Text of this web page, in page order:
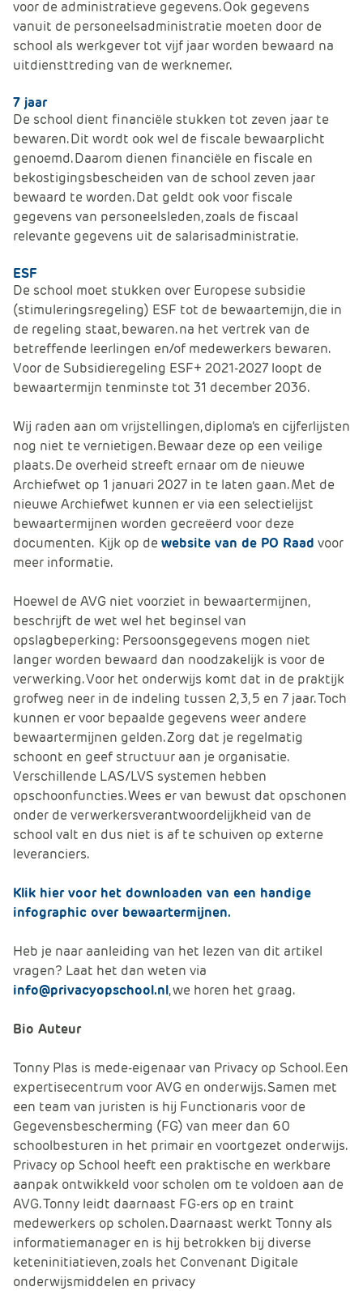
voor de administratieve gegevens. Ook gegevens
vanuit de personeelsadministratie moeten door de
school als werkgever tot vijf jaar worden bewaard na
uitdiensttreding van de werknemer.
7 jaar
De school dient financiële stukken tot zeven jaar te
bewaren. Dit wordt ook wel de fiscale bewaarplicht
genoemd. Daarom dienen financiële en fiscale en
bekostigingsbescheiden van de school zeven jaar
bewaard te worden. Dat geldt ook voor fiscale
gegevens van personeelsleden, zoals de fiscaal
relevante gegevens uit de salarisadministratie.
ESF
De school moet stukken over Europese subsidie
(stimuleringsregeling) ESF tot de bewaartemijn, die in
de regeling staat, bewaren. na het vertrek van de
betreffende leerlingen en/of medewerkers bewaren.
Voor de Subsidieregeling ESF+ 2021-2027 loopt de
bewaartermijn tenminste tot 31 december 2036.
Wij raden aan om vrijstellingen, diploma’s en cijferlijsten
nog niet te vernietigen. Bewaar deze op een veilige
plaats. De overheid streeft ernaar om de nieuwe
Archiefwet op 1 januari 2027 in te laten gaan. Met de
nieuwe Archiefwet kunnen er via een selectielijst
bewaartermijnen worden gecreëerd voor deze
documenten. Kijk op de website van de PO Raad voor
meer informatie.
Hoewel de AVG niet voorziet in bewaartermijnen,
beschrijft de wet wel het beginsel van
opslagbeperking: Persoonsgegevens mogen niet
langer worden bewaard dan noodzakelijk is voor de
verwerking. Voor het onderwijs komt dat in de praktijk
grofweg neer in de indeling tussen 2, 3, 5 en 7 jaar. Toch
kunnen er voor bepaalde gegevens weer andere
bewaartermijnen gelden. Zorg dat je regelmatig
schoont en geef structuur aan je organisatie.
Verschillende LAS/LVS systemen hebben
opschoonfuncties. Wees er van bewust dat opschonen
onder de verwerkersverantwoordelijkheid van de
school valt en dus niet is af te schuiven op externe
leveranciers.
Klik hier voor het downloaden van een handige
infographic over bewaartermijnen.
Heb je naar aanleiding van het lezen van dit artikel
vragen? Laat het dan weten via
info@privacyopschool.nl, we horen het graag.
Bio Auteur
Tonny Plas is mede-eigenaar van Privacy op School. Een
expertisecentrum voor AVG en onderwijs. Samen met
een team van juristen is hij Functionaris voor de
Gegevensbescherming (FG) van meer dan 60
schoolbesturen in het primair en voortgezet onderwijs.
Privacy op School heeft een praktische en werkbare
aanpak ontwikkeld voor scholen om te voldoen aan de
AVG. Tonny leidt daarnaast FG-ers op en traint
medewerkers op scholen. Daarnaast werkt Tonny als
informatiemanager en is hij betrokken bij diverse
keteninitiatieven, zoals het Convenant Digitale
onderwijsmiddelen en privacy